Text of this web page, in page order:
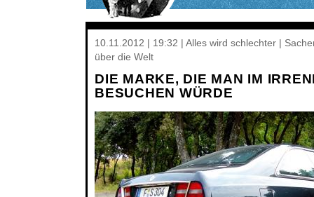
10.11.2012 | 19:32 | Alles wird schlechter |
über die Welt
DIE MARKE, DIE MAN IM
BESUCHEN WÜRDE